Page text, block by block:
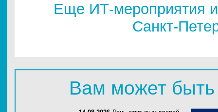
Еще ИТ-мероприятия
Санкт-
Вам может быть